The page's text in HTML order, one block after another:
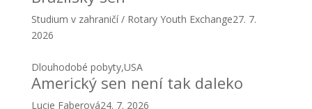
Studium v zahraničí / Rotary Youth Exchange27. 7.
2026
Dlouhodobé pobyty,USA
Americký sen není tak daleko
Lucie Faberová24. 7. 2026